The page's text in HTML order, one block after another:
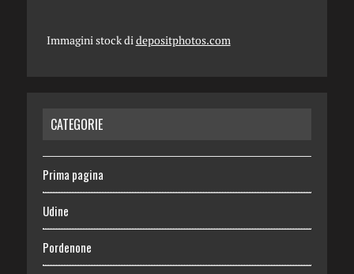
Immagini stock didepositphotos.com
CATEGORIE
Prima pagina
Udine
Pordenone